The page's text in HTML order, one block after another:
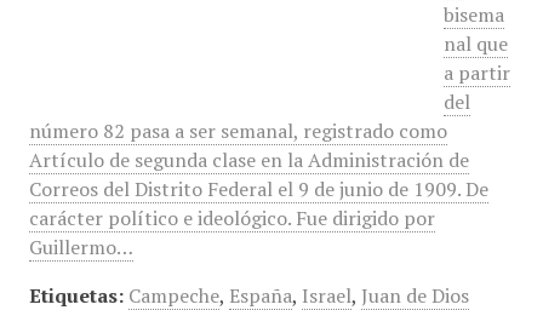
bisema
nal que
a partir
del
número 82 pasa a ser semanal, registrado como
Artículo de segunda clase en la Administración de
Correos del Distrito Federal el 9 de junio de 1909. De
carácter político e ideológico. Fue dirigido por
Guillermo…
Etiquetas: Campeche, España, Israel, Juan de Dios